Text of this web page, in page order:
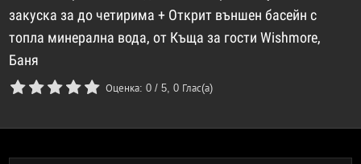
закуска за до четирима + Открит външен басейн с
топла минерална вода, от Къща за гости Wishmore,
Баня
Оценка:0 /5,0 Глас(а)